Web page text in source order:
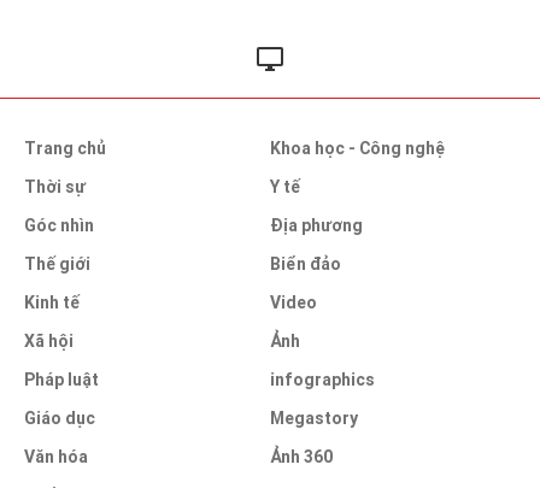
Trang chủ
Thời sự
Góc nhìn
Thế giới
Kinh tế
Xã hội
Pháp luật
Giáo dục
Văn hóa
Khoa học - Công nghệ
Y tế
Địa phương
Biển đảo
Video
Ảnh
infographics
Megastory
Ảnh 360